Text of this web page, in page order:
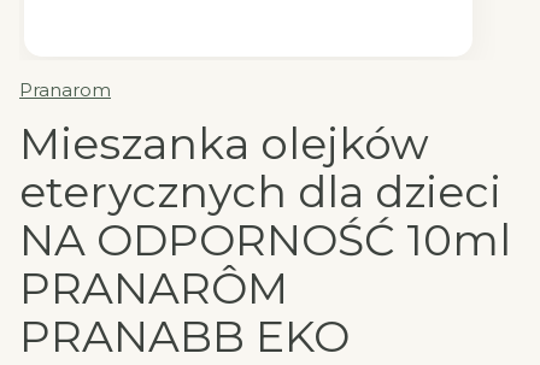
Pranarom
Mieszanka olejków
eterycznych dla dzieci
NA ODPORNOŚĆ 10ml
PRANARÔM
PRANABB EKO